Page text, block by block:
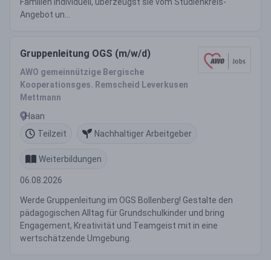
Angebot un...
Gruppenleitung OGS (m/w/d)
AWO gemeinnützige Bergische
Kooperationsges. Remscheid Leverkusen
Mettmann
Haan
Teilzeit
Nachhaltiger Arbeitgeber
Weiterbildungen
06.08.2026
Werde Gruppenleitung im OGS Bollenberg! Gestalte den
pädagogischen Alltag für Grundschulkinder und bring
Engagement, Kreativität und Teamgeist mit in eine
wertschätzende Umgebung.